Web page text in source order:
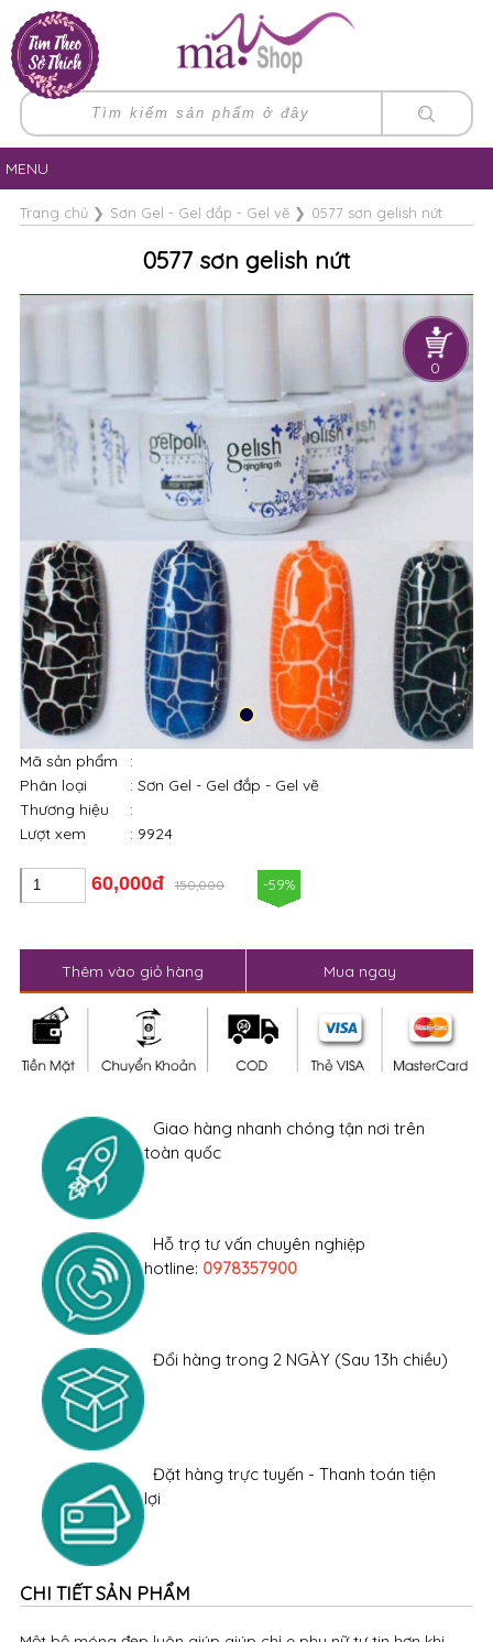
0
MENU
Trang chủ❯ Sơn Gel - Gel đắp - Gel vẽ❯ 0577 sơn gelish nứt
0577 sơn gelish nứt
Mã sản phẩm
:
Phân loại
: Sơn Gel - Gel đắp - Gel vẽ
Thương hiệu
:
Lượt xem
: 9924
60,000đ 150,000 -59%
Thêm vào giỏ hàng Mua ngay
Giao hàng nhanh chóng tận nơi trên
toàn quốc
Hỗ trợ tư vấn chuyên nghiệp
hotline: 0978357900
Đổi hàng trong 2 NGÀY (Sau 13h chiều)
Đặt hàng trực tuyến - Thanh toán tiện
lợi
CHI TIẾT SẢN PHẨM